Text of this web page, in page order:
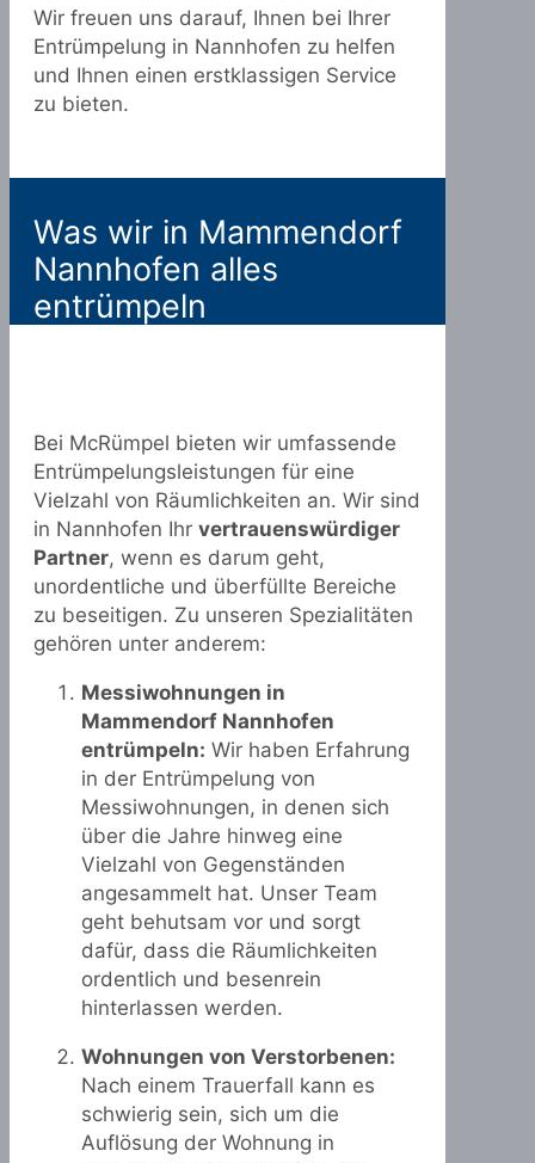
Wir freuen uns darauf, Ihnen bei Ihrer
Entrümpelung in Nannhofen zu helfen
und Ihnen einen erstklassigen Service
zu bieten.
Was wir in Mammendorf
Nannhofen alles
entrümpeln
Bei McRümpel bieten wir umfassende
Entrümpelungsleistungen für eine
Vielzahl von Räumlichkeiten an. Wir sind
in Nannhofen Ihr vertrauenswürdiger
Partner, wenn es darum geht,
unordentliche und überfüllte Bereiche
zu beseitigen. Zu unseren Spezialitäten
gehören unter anderem:
Messiwohnungen in
Mammendorf Nannhofen
entrümpeln: Wir haben Erfahrung
in der Entrümpelung von
Messiwohnungen, in denen sich
über die Jahre hinweg eine
Vielzahl von Gegenständen
angesammelt hat. Unser Team
geht behutsam vor und sorgt
dafür, dass die Räumlichkeiten
ordentlich und besenrein
hinterlassen werden.
Wohnungen von Verstorbenen:
Nach einem Trauerfall kann es
schwierig sein, sich um die
Auflösung der Wohnung in